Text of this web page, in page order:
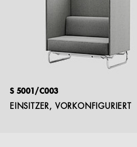
S 5001/C003
EINSITZER, VORKONFIGURIERT